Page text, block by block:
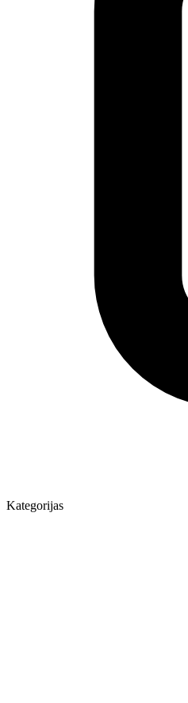
Kategorijas